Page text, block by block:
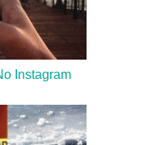
Instagram